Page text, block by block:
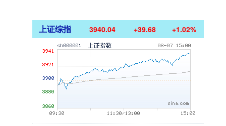
上证综指 3940.04 +39.68 +1.02%